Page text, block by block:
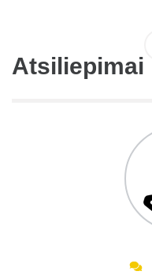
Atsiliepimai